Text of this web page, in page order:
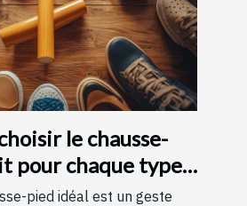
le chausse-
pour chaque type
pied idéal est un geste